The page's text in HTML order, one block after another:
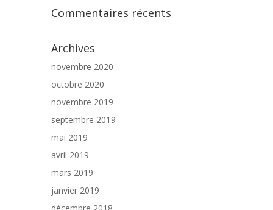
Commentaires récents
Archives
novembre 2020
octobre 2020
novembre 2019
septembre 2019
mai 2019
avril 2019
mars 2019
janvier 2019